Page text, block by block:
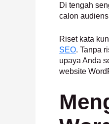
Di tengah
calon
Riset kata
SEO. Tanpa
upaya Anda
website